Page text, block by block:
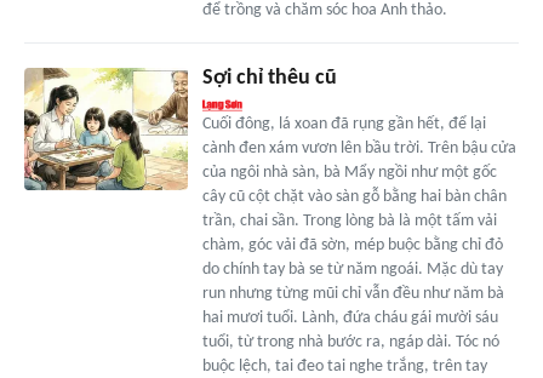
để trồng và chăm sóc hoa Anh thảo.
Sợi chỉ thêu cũ
Cuối đông, lá xoan đã rụng gần hết, để lại
cành đen xám vươn lên bầu trời. Trên bậu cửa
của ngôi nhà sàn, bà Mẩy ngồi như một gốc
cây cũ cột chặt vào sàn gỗ bằng hai bàn chân
trần, chai sần. Trong lòng bà là một tấm vải
chàm, góc vải đã sờn, mép buộc bằng chỉ đỏ
do chính tay bà se từ năm ngoái. Mặc dù tay
run nhưng từng mũi chỉ vẫn đều như năm bà
hai mươi tuổi. Lành, đứa cháu gái mười sáu
tuổi, từ trong nhà bước ra, ngáp dài. Tóc nó
buộc lệch, tai đeo tai nghe trắng, trên tay